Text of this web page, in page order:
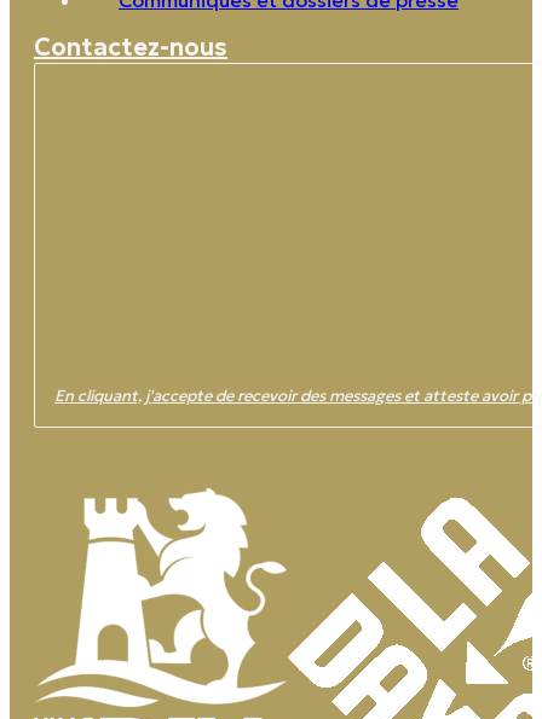
Contactez-nous
En cliquant, j'accepte de recevoir des messages et atteste avoir